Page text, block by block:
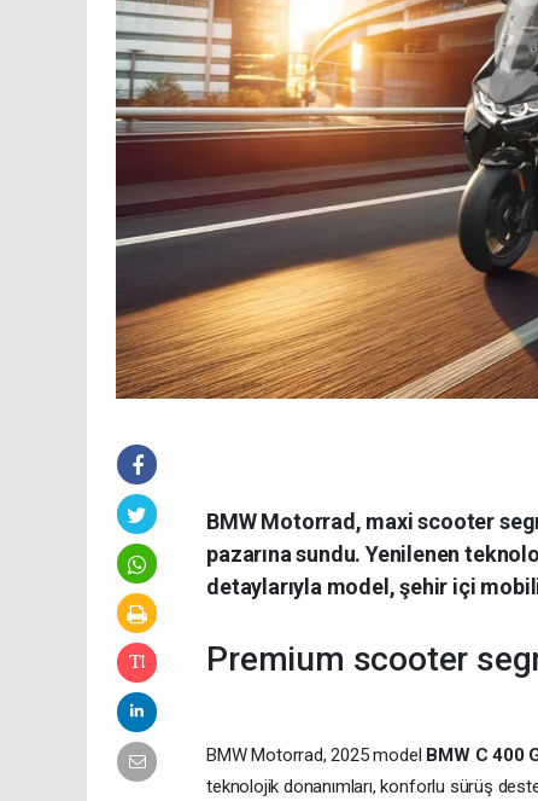
BMW Motorrad, maxi scooter
pazarına sundu. Yenilenen
detaylarıyla model, şehir içi
Premium scooter
BMW Motorrad, 2025 model BMW C 400
teknolojik donanımları, konforlu sürüş